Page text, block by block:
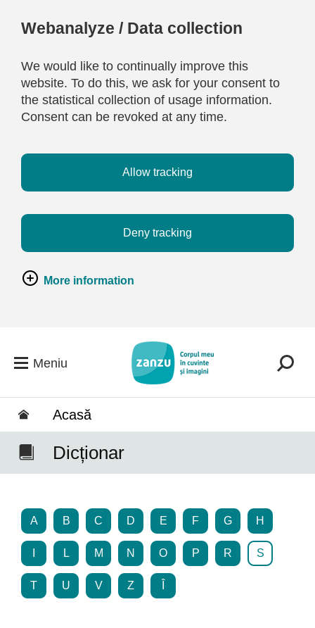
Webanalyze / Data collection
We would like to continually improve this
website. To do this, we ask for your consent to
the statistical collection of usage information.
Consent can be revoked at any time.
Allow tracking
Deny tracking
More information
Meniu
Acasă
Dicționar
A B C D E F G H
L M N O P R S
T U V Z